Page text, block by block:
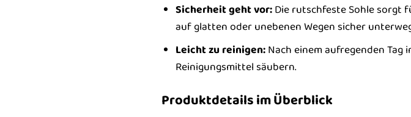
Sicherheit geht vor:Die rutschfeste Sohle sorgt
auf glatten oder unebenen Wegen sicher
Leicht zu reinigen:Nach einem aufregenden Tag
Reinigungsmittel säubern.
Produktdetails im Überblick